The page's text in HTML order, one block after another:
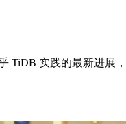
TiDB 实践的最新进展